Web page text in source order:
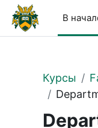
Перейти к основному
В
Курсы